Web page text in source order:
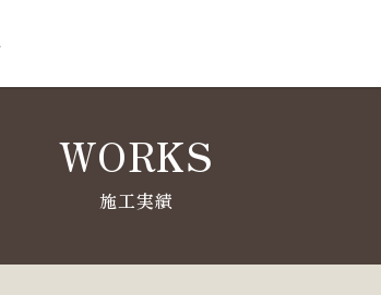
WORKS